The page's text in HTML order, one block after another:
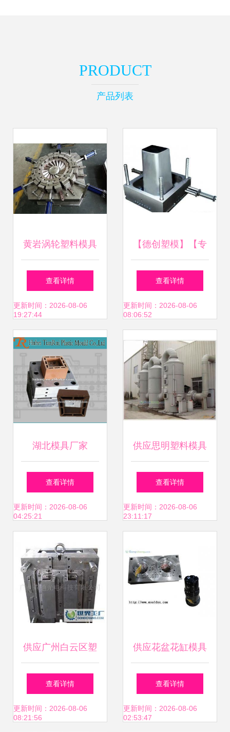
PRODUCT
产品列表
黄岩涡轮塑料模具
叶轮塑料模具 涡轮
精密模具
查看详情
更新时间：2026-08-06
19:27:44
【德创塑模】【专
业制造】空调扇外
壳模具_机械及行
网中国产品信息库
查看详情
更新时间：2026-08-06
08:06:52
湖北模具厂家
查看详情
更新时间：2026-08-06
04:25:21
供应思明塑料模具
回收,思明旧塑料模
具回收,思明塑料模
工具_世界工厂网
中国产品信息库
查看详情
更新时间：2026-08-06
23:11:17
供应广州白云区塑
料模具厂家承接开
模、注塑加工、塑
查看详情
更新时间：2026-08-06
08:21:56
供应花盆花缸模具
价格-各种模具花盆
塑料模具_五金、
查看详情
更新时间：2026-08-06
02:53:47